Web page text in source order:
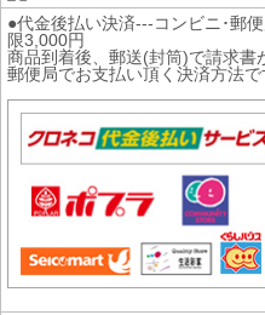
●代金後払い決済---コンビニ･郵
限3,000円
商品到着後、郵送(封筒)で請求書
郵便局でお支払い頂く決済方法で